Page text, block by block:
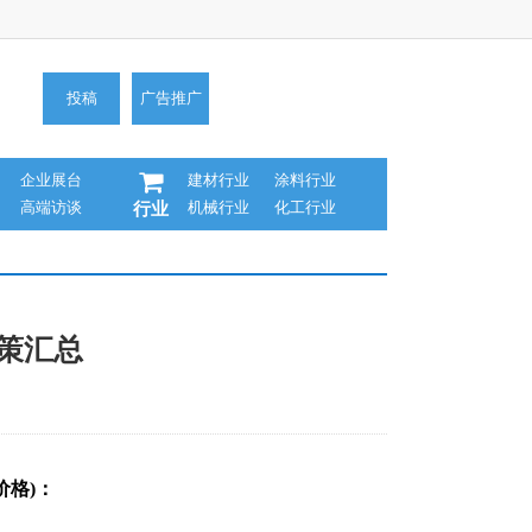
投稿 广告推广
企业展台
高端访谈 行业
建材行业
涂料行业
机械行业
化工行业
汇总
)：